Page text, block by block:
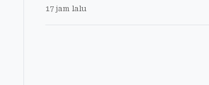
17 jam lalu